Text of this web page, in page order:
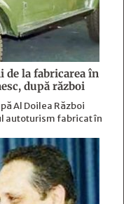
de la fabricarea în
după război
Al Doilea Război
autoturism fabricat în